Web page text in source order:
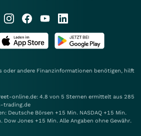
oder andere Finanzinformationen benötigen, hilft
online.de: 4.8 von 5 Sternen ermittelt aus 285
trading.de
Deutsche Börsen +15 Min. NASDAQ +15 Min.
Dow Jones +15 Min. Alle Angaben ohne Gewähr.